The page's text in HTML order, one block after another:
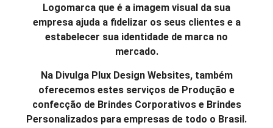
Logomarca que é a imagem visual da sua
empresa ajuda a fidelizar os seus clientes e a
estabelecer sua identidade de marca no
mercado.
Na Divulga Plux Design Websites, também
oferecemos estes serviços de Produção e
confecção de Brindes Corporativos e Brindes
Personalizados para empresas de todo o Brasil.